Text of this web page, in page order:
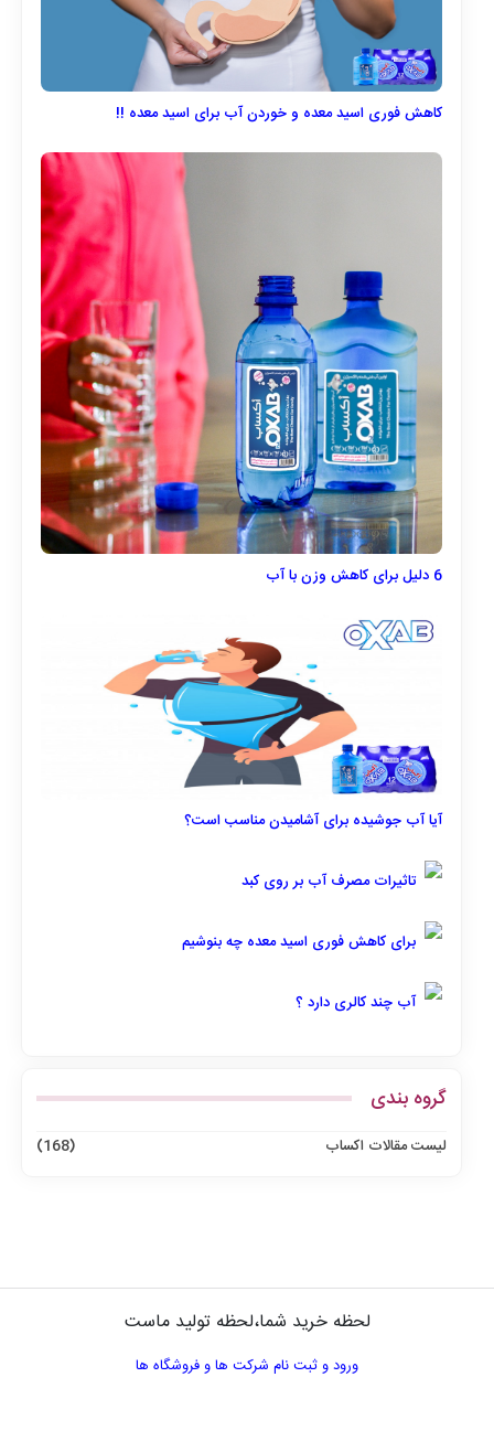
کاهش فوری اسید معده و خوردن آب برای اسید معده !!
6 دلیل برای کاهش وزن با آب
آیا آب جوشیده برای آشامیدن مناسب است؟
تاثیرات مصرف آب بر روی کبد
برای کاهش فوری اسید معده چه بنوشیم
آب چند کالری دارد ؟
گروه بندی
لیست مقالات اکساب (168)
لحظه خرید شما،لحظه تولید ماست
ورود و ثبت نام شرکت ها و فروشگاه ها